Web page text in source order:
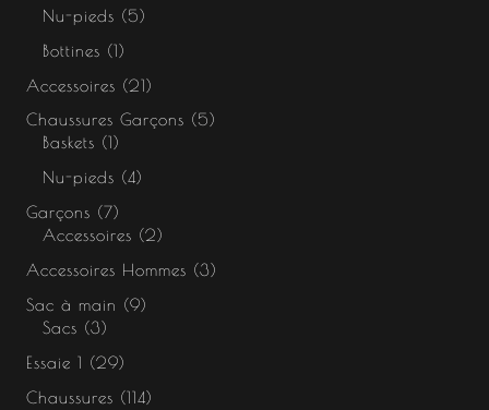
Nu-pieds
5
Bottines
1
Accessoires
21
Chaussures Garçons
5
Baskets
1
Nu-pieds
4
Garçons
7
Accessoires
2
Accessoires Hommes
3
Sac à main
9
Sacs
3
Essaie 1
29
Chaussures
114